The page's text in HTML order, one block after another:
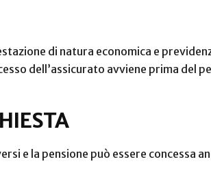
di natura economica e
dell’assicurato avviene prima del
e la pensione può essere concessa